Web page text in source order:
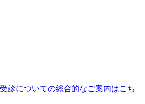
受診についての総合的なご案内はこち